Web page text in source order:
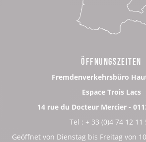
ÖFFNUNGSZEITEN
Fremdenverkehrsbüro
Espace Trois Lacs
14 rue du Docteur Mercier -
Tel : + 33 (0)4 74 12 11
Geöffnet von Dienstag bis Freitag von